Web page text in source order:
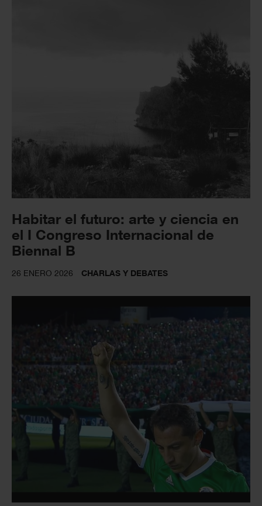
Habitar el futuro: arte y ciencia en
el I Congreso Internacional de
Biennal B
26 ENERO 2026 CHARLAS Y DEBATES